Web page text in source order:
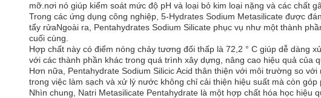
mỡ.nơi nó giúp kiểm soát mức độ pH và loại bỏ kim loại nặng và các chất
Trong các ứng dụng công nghiệp, 5-Hydrates Sodium Metasilicate được
tẩy rửaNgoài ra, Pentahydrates Sodium Silicate phục vụ như một thành
cuối cùng.
Hợp chất này có điểm nóng chảy tương đối thấp là 72,2 ° C giúp dễ dàng
với các thành phần khác trong quá trình xây dựng, nâng cao hiệu quả của
Hơn nữa, Pentahydrate Sodium Silicic Acid thân thiện với môi trường so
trong việc làm sạch và xử lý nước không chỉ cải thiện hiệu suất mà còn
Nhìn chung, Natri Metasilicate Pentahydrate là một hợp chất hóa học